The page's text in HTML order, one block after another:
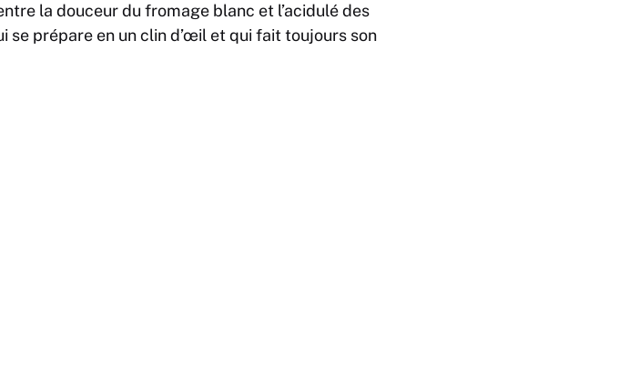
la douceur du fromage blanc et l’acidulé des
prépare en un clin d’œil et qui fait toujours son